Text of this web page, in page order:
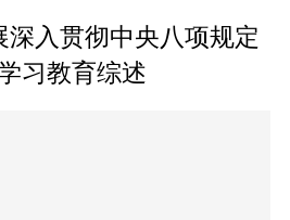
深入贯彻中央八项规定
习教育综述